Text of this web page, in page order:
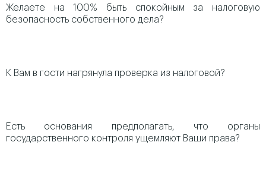
Желаете на 100% быть спокойным за налоговую
безопасность собственного дела?
К Вам в гости нагрянула проверка из налоговой?
Есть основания предполагать, что органы
государственного контроля ущемляют Ваши права?